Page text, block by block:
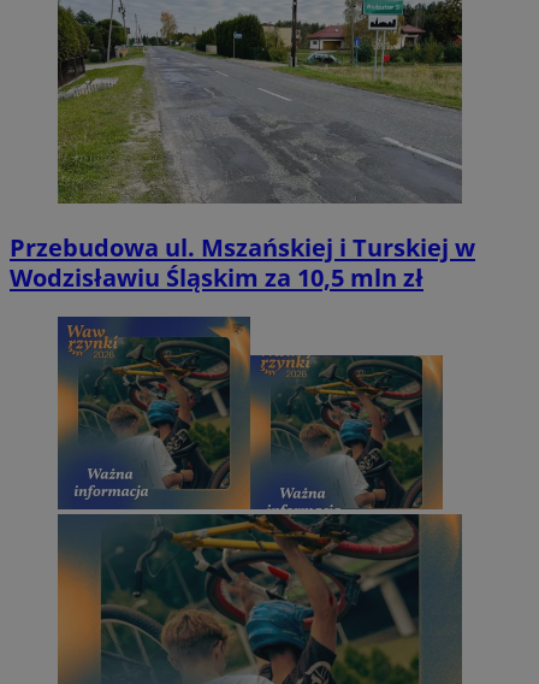
Przebudowa ul. Mszańskiej i Turskiej w
Wodzisławiu Śląskim za 10,5 mln zł